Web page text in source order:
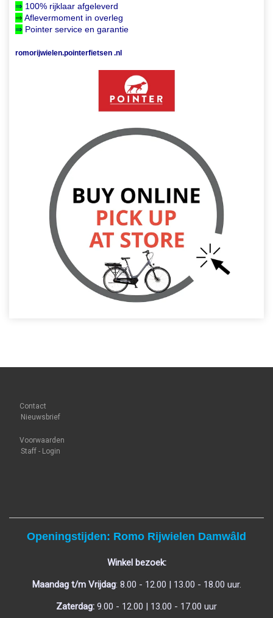
⇒ 100% rijklaar afgeleverd
⇒ Aflevermoment in overleg
⇒ Pointer service en garantie
romorijwielen.pointerfietsen .nl
Contact
Nieuwsbrief
Voorwaarden
Staff - Login
Openingstijden: Romo Rijwielen Damwâld
Winkel bezoek:
Maandag t/m Vrijdag: 8.00 - 12.00 | 13.00 - 18.00 uur.
Zaterdag: 9.00 - 12.00 | 13.00 - 17.00 uur